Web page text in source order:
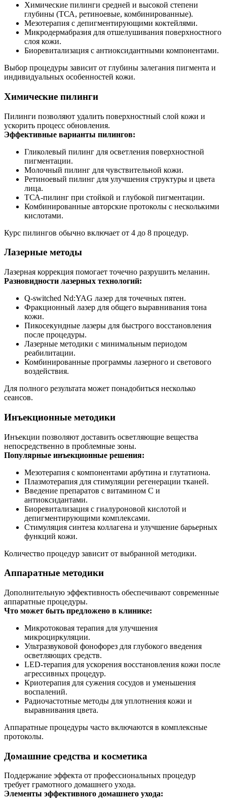
Химические пилинги средней и высокой степени
глубины (ТСА, ретиноевые, комбинированные).
Мезотерапия с депигментирующими коктейлями.
Микродермабразия для отшелушивания поверхностного
слоя кожи.
Биоревитализация с антиоксидантными компонентами.
Выбор процедуры зависит от глубины залегания пигмента и
индивидуальных особенностей кожи.
Химические пилинги
Пилинги позволяют удалить поверхностный слой кожи и
ускорить процесс обновления.
Эффективные варианты пилингов:
Гликолевый пилинг для осветления поверхностной
пигментации.
Молочный пилинг для чувствительной кожи.
Ретиноевый пилинг для улучшения структуры и цвета
лица.
ТСА-пилинг при стойкой и глубокой пигментации.
Комбинированные авторские протоколы с несколькими
кислотами.
Курс пилингов обычно включает от 4 до 8 процедур.
Лазерные методы
Лазерная коррекция помогает точечно разрушить меланин.
Разновидности лазерных технологий:
Q-switched Nd:YAG лазер для точечных пятен.
Фракционный лазер для общего выравнивания тона
кожи.
Пикосекундные лазеры для быстрого восстановления
после процедуры.
Лазерные методики с минимальным периодом
реабилитации.
Комбинированные программы лазерного и светового
воздействия.
Для полного результата может понадобиться несколько
сеансов.
Инъекционные методики
Инъекции позволяют доставить осветляющие вещества
непосредственно в проблемные зоны.
Популярные инъекционные решения:
Мезотерапия с компонентами арбутина и глутатиона.
Плазмотерапия для стимуляции регенерации тканей.
Введение препаратов с витамином С и
антиоксидантами.
Биоревитализация с гиалуроновой кислотой и
депигментирующими комплексами.
Стимуляция синтеза коллагена и улучшение барьерных
функций кожи.
Количество процедур зависит от выбранной методики.
Аппаратные методики
Дополнительную эффективность обеспечивают современные
аппаратные процедуры.
Что может быть предложено в клинике:
Микротоковая терапия для улучшения
микроциркуляции.
Ультразвуковой фонофорез для глубокого введения
осветляющих средств.
LED-терапия для ускорения восстановления кожи после
агрессивных процедур.
Криотерапия для сужения сосудов и уменьшения
воспалений.
Радиочастотные методы для уплотнения кожи и
выравнивания цвета.
Аппаратные процедуры часто включаются в комплексные
протоколы.
Домашние средства и косметика
Поддержание эффекта от профессиональных процедур
требует грамотного домашнего ухода.
Элементы эффективного домашнего ухода: